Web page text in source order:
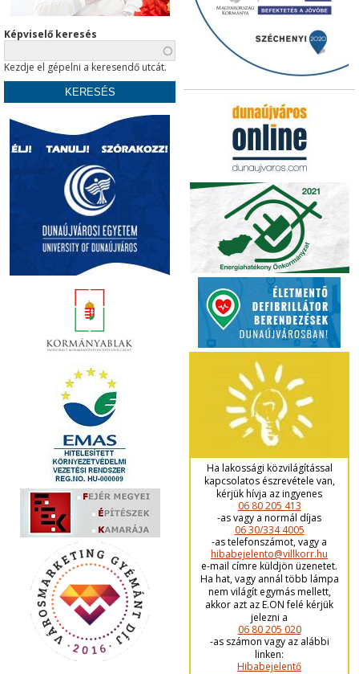
Képviselő keresés
Kezdje el gépelni a keresendő utcát.
Ha lakossági közvilágítással
kapcsolatos észrevétele van,
kérjük hívja az ingyenes
06 80 205 413
-as vagy a normál díjas
06 30/334 4005
-as telefonszámot, vagy a
hibabejelento@villkorr.hu
e-mail címre küldjön üzenetet.
Ha hat, vagy annál több lámpa
nem világít egymás mellett,
akkor azt az E.ON felé kérjük
jelezni a
06 80 205 020
-as számon vagy az alábbi
linken:
Hibabejelentő